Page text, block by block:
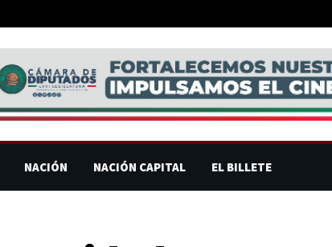
NACIÓN NACIÓN CAPITAL EL BILLETE